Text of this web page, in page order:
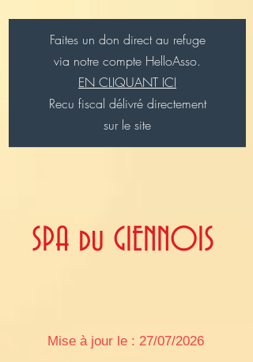
Faites un don direct au refuge
via notre compte HelloAsso.
EN CLIQUANT ICI
Recu fiscal délivré directement
sur le site
SPA du GIENNOIS
Mise à jour le : 27/07/2026